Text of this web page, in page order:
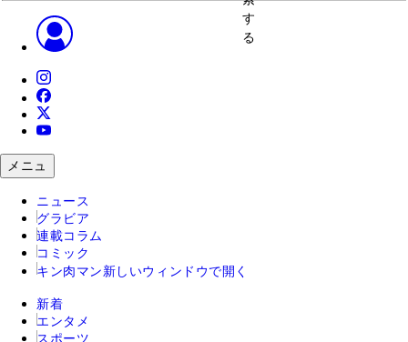
す
る
メニュ
ニュース
グラビア
連載コラム
コミック
キン肉マン 新しいウィンドウで開く
新着
エンタメ
スポーツ